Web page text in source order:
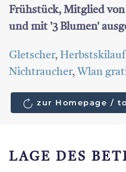
Frühstück, Mitglied
und mit '3 Blumen'
Gletscher, Herbstskilauf
Nichtraucher, Wlan
zur Homepage /
LAGE DES